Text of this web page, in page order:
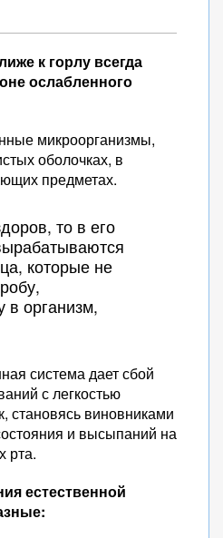
к горлу всегда
ослабленного
микроорганизмы,
оболочках, в
предметах.
то в его
которые не
в организм,
система дает сбой
с легкостью
становясь виновниками
и высыпаний на
рта.
естественной